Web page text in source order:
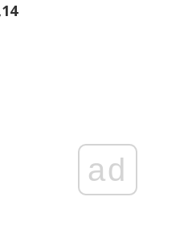
ad